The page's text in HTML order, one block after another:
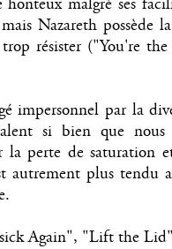
Nazareth
trop résister ("You're
impersonnel par la
si bien que nous
la perte de saturation
autrement plus tendu
Again", "Lift the